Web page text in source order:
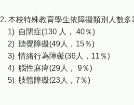
2. 本校特殊教育學生依障礙類別人數多
1) 自閉症(130 人， 40％)
2) 聽覺障礙(49人，15％)
3) 情緒行為障礙(36人，11％)
4) 腦性麻痺(29人， 9％)
5) 肢體障礙(23人，7％)